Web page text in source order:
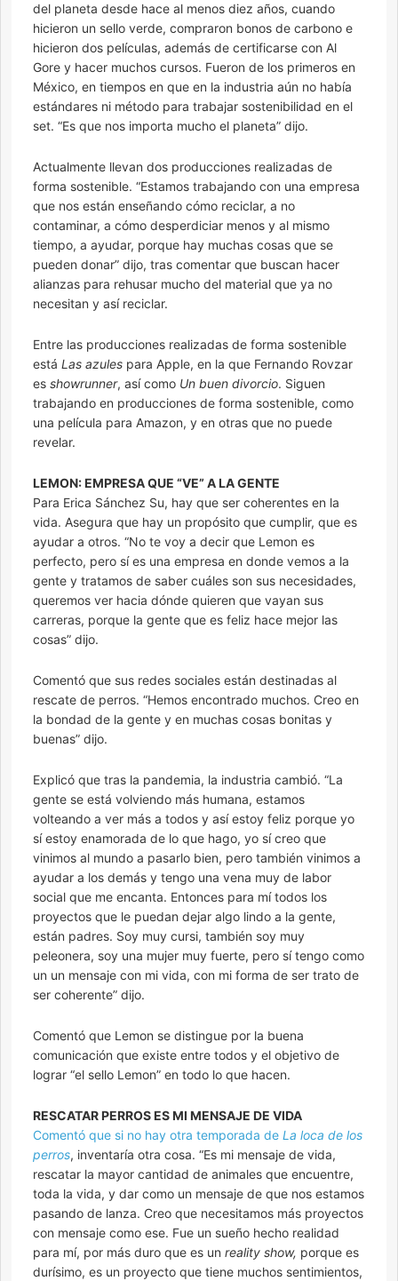
del planeta desde hace al menos diez años, cuando
hicieron un sello verde, compraron bonos de carbono e
hicieron dos películas, además de certificarse con Al
Gore y hacer muchos cursos. Fueron de los primeros en
México, en tiempos en que en la industria aún no había
estándares ni método para trabajar sostenibilidad en el
set. “Es que nos importa mucho el planeta” dijo.
Actualmente llevan dos producciones realizadas de
forma sostenible. “Estamos trabajando con una empresa
que nos están enseñando cómo reciclar, a no
contaminar, a cómo desperdiciar menos y al mismo
tiempo, a ayudar, porque hay muchas cosas que se
pueden donar” dijo, tras comentar que buscan hacer
alianzas para rehusar mucho del material que ya no
necesitan y así reciclar.
Entre las producciones realizadas de forma sostenible
está Las azules para Apple, en la que Fernando Rovzar
es showrunner, así como Un buen divorcio. Siguen
trabajando en producciones de forma sostenible, como
una película para Amazon, y en otras que no puede
revelar.
LEMON: EMPRESA QUE “VE” A LA GENTE
Para Erica Sánchez Su, hay que ser coherentes en la
vida. Asegura que hay un propósito que cumplir, que es
ayudar a otros. “No te voy a decir que Lemon es
perfecto, pero sí es una empresa en donde vemos a la
gente y tratamos de saber cuáles son sus necesidades,
queremos ver hacia dónde quieren que vayan sus
carreras, porque la gente que es feliz hace mejor las
cosas” dijo.
Comentó que sus redes sociales están destinadas al
rescate de perros. “Hemos encontrado muchos. Creo en
la bondad de la gente y en muchas cosas bonitas y
buenas” dijo.
Explicó que tras la pandemia, la industria cambió. “La
gente se está volviendo más humana, estamos
volteando a ver más a todos y así estoy feliz porque yo
sí estoy enamorada de lo que hago, yo sí creo que
vinimos al mundo a pasarlo bien, pero también vinimos a
ayudar a los demás y tengo una vena muy de labor
social que me encanta. Entonces para mí todos los
proyectos que le puedan dejar algo lindo a la gente,
están padres. Soy muy cursi, también soy muy
peleonera, soy una mujer muy fuerte, pero sí tengo como
un un mensaje con mi vida, con mi forma de ser trato de
ser coherente” dijo.
Comentó que Lemon se distingue por la buena
comunicación que existe entre todos y el objetivo de
lograr “el sello Lemon” en todo lo que hacen.
RESCATAR PERROS ES MI MENSAJE DE VIDA
Comentó que si no hay otra temporada de La loca de los
perros, inventaría otra cosa. “Es mi mensaje de vida,
rescatar la mayor cantidad de animales que encuentre,
toda la vida, y dar como un mensaje de que nos estamos
pasando de lanza. Creo que necesitamos más proyectos
con mensaje como ese. Fue un sueño hecho realidad
para mí, por más duro que es un reality show, porque es
durísimo, es un proyecto que tiene muchos sentimientos,